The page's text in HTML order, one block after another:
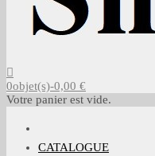
0objet(s)-0,00 €
Votre panier est vide.
CATALOGUE